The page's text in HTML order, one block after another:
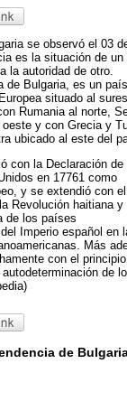
se observó el 03
es la situación de
la autoridad de otro.
de Bulgaria, es un país
situado al
Rumania al norte,
y con Grecia y
ubicado al este del
con la Declaración de
en 17761 como
y se extendió con
Revolución haitiana y
de los países
Imperio español en
Más
con el
de
de